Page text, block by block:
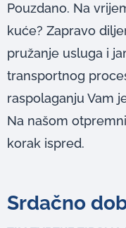
Pouzdano. Na
kuće? Zapravo
pružanje usluga i
transportnog
raspolaganju Vam
Na našom
korak ispred.
Srdačno